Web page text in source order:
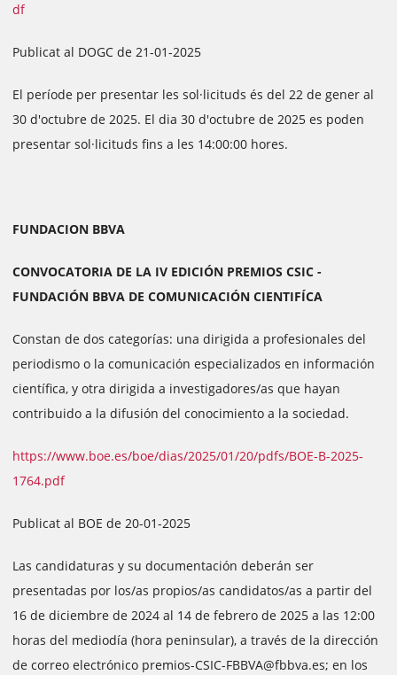
df
Publicat al DOGC de 21-01-2025
El període per presentar les sol·licituds és del 22 de gener al
30 d'octubre de 2025. El dia 30 d'octubre de 2025 es poden
presentar sol·licituds fins a les 14:00:00 hores.
FUNDACION BBVA
CONVOCATORIA DE LA IV EDICIÓN PREMIOS CSIC -
FUNDACIÓN BBVA DE COMUNICACIÓN CIENTIFÍCA
Constan de dos categorías: una dirigida a profesionales del
periodismo o la comunicación especializados en información
científica, y otra dirigida a investigadores/as que hayan
contribuido a la difusión del conocimiento a la sociedad.
https://www.boe.es/boe/dias/2025/01/20/pdfs/BOE-B-2025-
1764.pdf
Publicat al BOE de 20-01-2025
Las candidaturas y su documentación deberán ser
presentadas por los/as propios/as candidatos/as a partir del
16 de diciembre de 2024 al 14 de febrero de 2025 a las 12:00
horas del mediodía (hora peninsular), a través de la dirección
de correo electrónico premios-CSIC-FBBVA@fbbva.es; en los